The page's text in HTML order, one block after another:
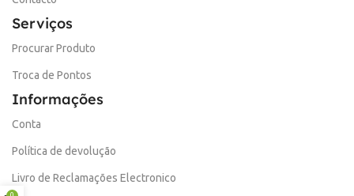
Serviços
Procurar Produto
Troca de Pontos
Informações
Conta
Política de devolução
Livro de Reclamações Electronico